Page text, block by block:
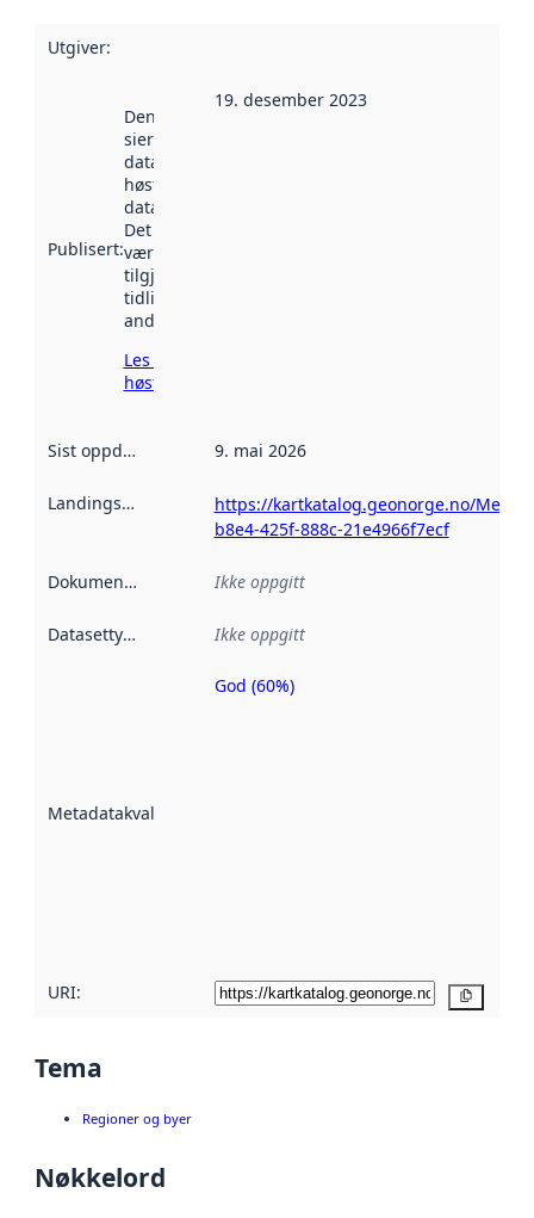
Utgiver:
Publisert:
Denne datoen
sier når
datasettet ble
høstet av
data.norge.no.
Det kan ha
vært
tilgjengelig
tidligere
andre steder.
Les mer om
høsting her
19. desember 2023
Sist oppdatert 9. mai 2026
Landingsside
https://kartkatalog.geonorge.no/
b8e4-425f-888c-21e4966f7ecf
Dokumentasjon Ikke oppgitt
Datasettype Ikke oppgitt
Metadatakvalitet
Metadatakvalitet
God (60%)
URI:
Tema
Regioner og byer
Nøkkelord